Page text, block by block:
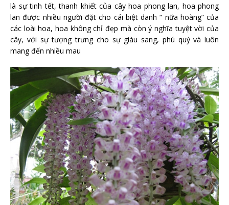
là sự tinh tết, thanh khiết của cây hoa phong lan, hoa phong
lan được nhiều người đặt cho cái biệt danh “ nữa hoàng” của
các loài hoa, hoa không chỉ đẹp mà còn ý nghĩa tuyệt vời của
cây, với sự tượng trưng cho sự giàu sang, phú quý và luôn
mang đến nhiều mau